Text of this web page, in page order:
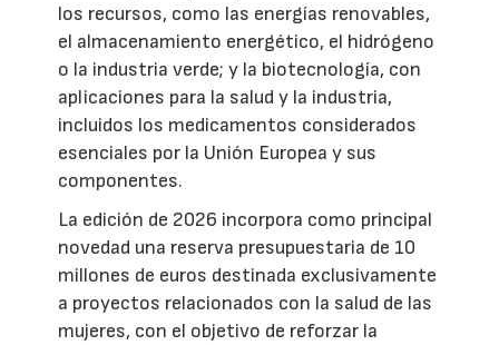
los recursos, como las energías renovables,
el almacenamiento energético, el hidrógeno
o la industria verde; y la biotecnología, con
aplicaciones para la salud y la industria,
incluidos los medicamentos considerados
esenciales por la Unión Europea y sus
componentes.
La edición de 2026 incorpora como principal
novedad una reserva presupuestaria de 10
millones de euros destinada exclusivamente
a proyectos relacionados con la salud de las
mujeres, con el objetivo de reforzar la